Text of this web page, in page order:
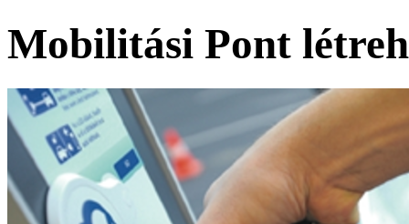
Mobilitási Pont